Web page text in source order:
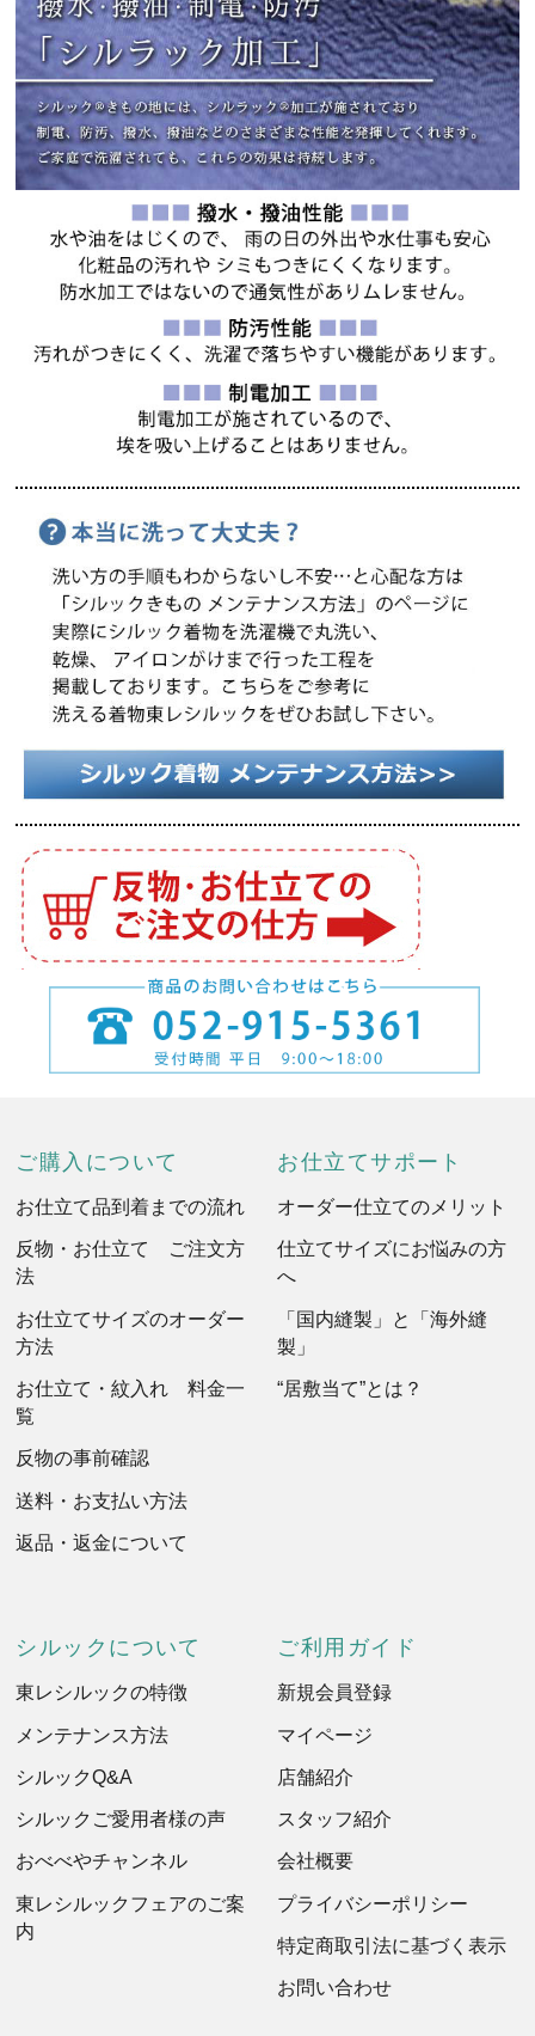
ご購入について
お仕立て品到着までの流れ
反物・お仕立て ご注文方
法
お仕立てサイズのオーダー
方法
お仕立て・紋入れ 料金一
覧
反物の事前確認
送料・お支払い方法
返品・返金について
お仕立てサポート
オーダー仕立てのメリット
仕立てサイズにお悩みの方
へ
「国内縫製」と「海外縫
製」
“居敷当て”とは？
シルックについて
東レシルックの特徴
メンテナンス方法
シルックQ&A
シルックご愛用者様の声
おべべやチャンネル
東レシルックフェアのご案
内
ご利用ガイド
新規会員登録
マイページ
店舗紹介
スタッフ紹介
会社概要
プライバシーポリシー
特定商取引法に基づく表示
お問い合わせ